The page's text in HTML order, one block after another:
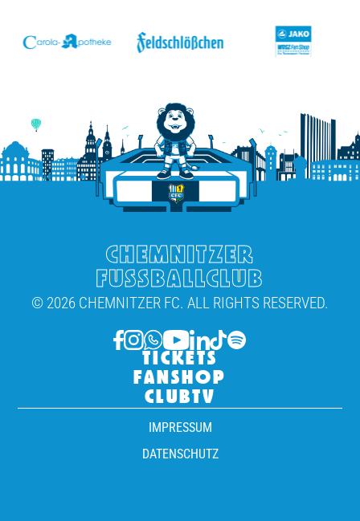
CHEMNITZER
FUSSBALLCLUB
© 2026 CHEMNITZER FC. ALL RIGHTS RESERVED.
TICKETS
FANSHOP
CLUBTV
IMPRESSUM
DATENSCHUTZ